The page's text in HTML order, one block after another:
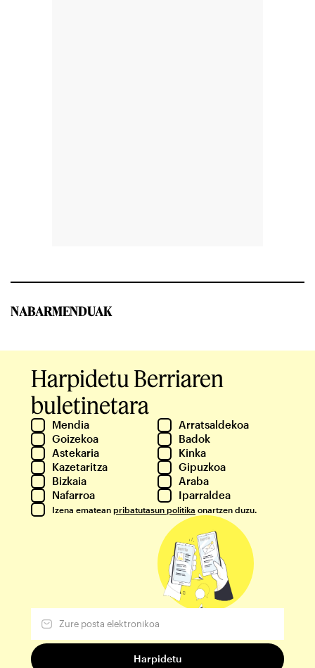
NABARMENDUAK
Harpidetu Berriaren
buletinetara
Mendia
Arratsaldekoa
Goizekoa
Badok
Astekaria
Kinka
Kazetaritza
Gipuzkoa
Bizkaia
Araba
Nafarroa
Iparraldea
Izena ematean pribatutasun politika onartzen duzu.